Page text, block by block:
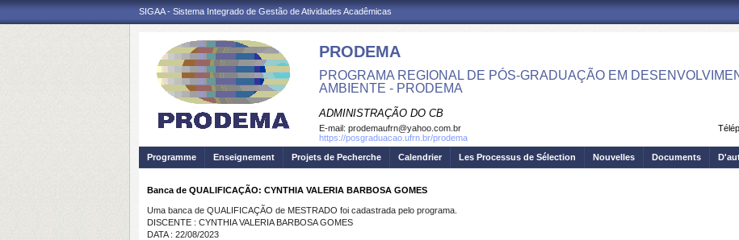
SIGAA - Sistema Integrado de Gestão de Atividades Acadêmicas
PRODEMA
PROGRAMA REGIONAL DE PÓS-GRADUAÇÃO EM
AMBIENTE - PRODEMA
ADMINISTRAÇÃO DO CB
E-mail: prodemaufrn@yahoo.com.br
https://posgraduacao.ufrn.br/prodema
Programme
Enseignement Projets de Pecherche Calendrier Les Processus de Sélection Nouvelles Documents
Banca de QUALIFICAÇÃO: CYNTHIA VALERIA BARBOSA GOMES
Uma banca de QUALIFICAÇÃO de MESTRADO foi cadastrada pelo programa.
DISCENTE : CYNTHIA VALERIA BARBOSA GOMES
DATA : 22/08/2023